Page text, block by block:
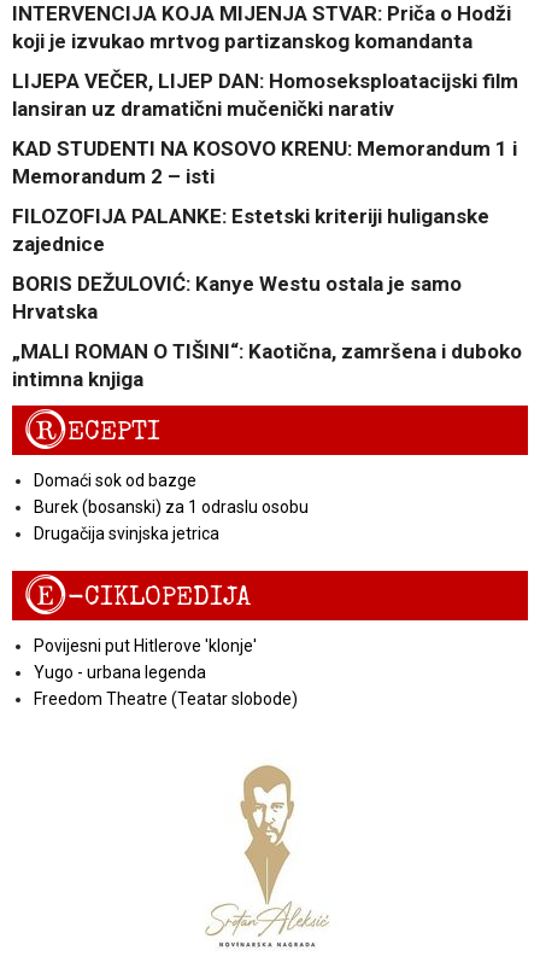
INTERVENCIJA KOJA MIJENJA STVAR: Priča o Hodži
koji je izvukao mrtvog partizanskog komandanta
LIJEPA VEČER, LIJEP DAN: Homoseksploatacijski film
lansiran uz dramatični mučenički narativ
KAD STUDENTI NA KOSOVO KRENU: Memorandum 1 i
Memorandum 2 – isti
FILOZOFIJA PALANKE: Estetski kriteriji huliganske
zajednice
BORIS DEŽULOVIĆ: Kanye Westu ostala je samo
Hrvatska
„MALI ROMAN O TIŠINI“: Kaotična, zamršena i duboko
intimna knjiga
RECEPTI
Domaći sok od bazge
Burek (bosanski) za 1 odraslu osobu
Drugačija svinjska jetrica
E-CIKLOPEDIJA
Povijesni put Hitlerove 'klonje'
Yugo - urbana legenda
Freedom Theatre (Teatar slobode)